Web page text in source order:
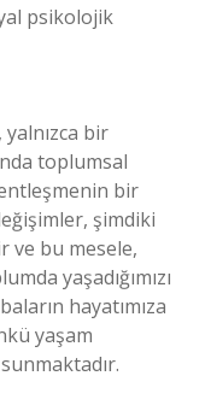
psikolojik
bir
toplumsal
bir
şimdiki
ve bu mesele,
yaşadığımızı
hayatımıza
yaşam